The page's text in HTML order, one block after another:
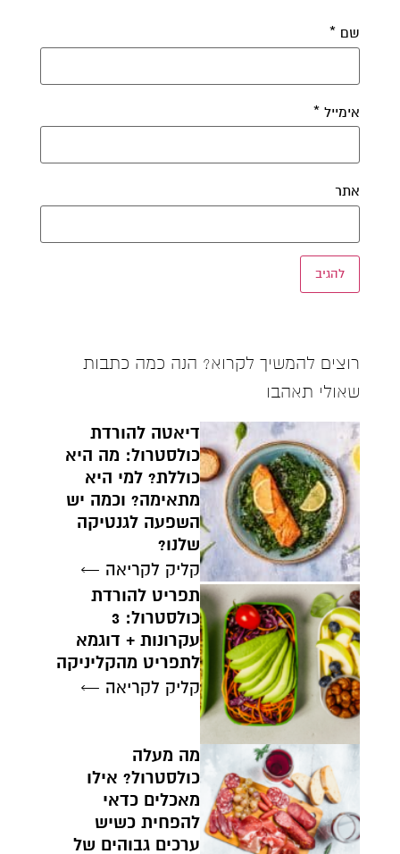
שם *
אימייל *
אתר
רוצים להמשיך לקרוא? הנה כמה כתבות
שאולי תאהבו
דיאטה להורדת
כולסטרול: מה היא
כוללת? למי היא
מתאימה? וכמה יש
השפעה לגנטיקה
שלנו?
קליק לקריאה ←
תפריט להורדת
כולסטרול: 3
עקרונות + דוגמא
לתפריט מהקליניקה
קליק לקריאה ←
מה מעלה
כולסטרול? אילו
מאכלים כדאי
להפחית כשיש
ערכים גבוהים של